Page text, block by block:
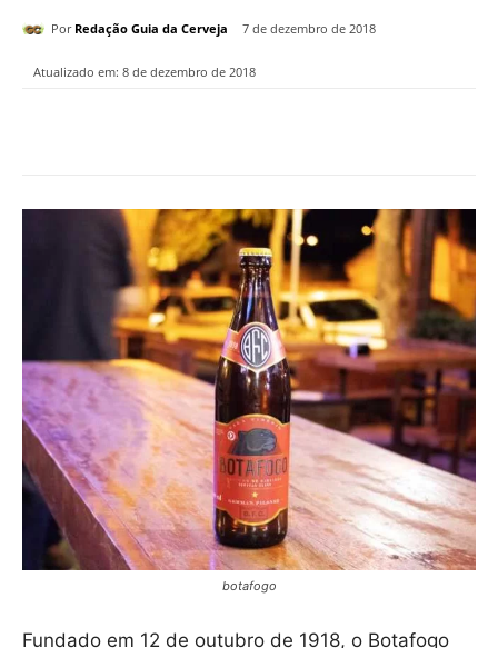
Por Redação Guia da Cerveja 7 de dezembro de 2018
Atualizado em: 8 de dezembro de 2018
botafogo
Fundado em 12 de outubro de 1918, o Botafogo